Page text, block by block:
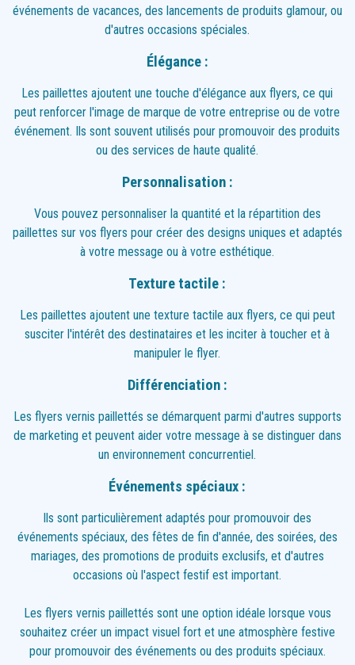
événements de vacances, des lancements de produits glamour, ou
d'autres occasions spéciales.
Élégance :
Les paillettes ajoutent une touche d'élégance aux flyers, ce qui
peut renforcer l'image de marque de votre entreprise ou de votre
événement. Ils sont souvent utilisés pour promouvoir des produits
ou des services de haute qualité.
Personnalisation :
Vous pouvez personnaliser la quantité et la répartition des
paillettes sur vos flyers pour créer des designs uniques et adaptés
à votre message ou à votre esthétique.
Texture tactile :
Les paillettes ajoutent une texture tactile aux flyers, ce qui peut
susciter l'intérêt des destinataires et les inciter à toucher et à
manipuler le flyer.
Différenciation :
Les flyers vernis paillettés se démarquent parmi d'autres supports
de marketing et peuvent aider votre message à se distinguer dans
un environnement concurrentiel.
Événements spéciaux :
Ils sont particulièrement adaptés pour promouvoir des
événements spéciaux, des fêtes de fin d'année, des soirées, des
mariages, des promotions de produits exclusifs, et d'autres
occasions où l'aspect festif est important.
Les flyers vernis paillettés sont une option idéale lorsque vous
souhaitez créer un impact visuel fort et une atmosphère festive
pour promouvoir des événements ou des produits spéciaux.